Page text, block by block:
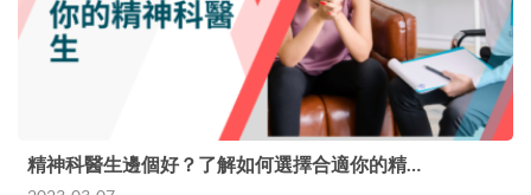
精神科醫生邊個好？了解如何選擇合適你的精…